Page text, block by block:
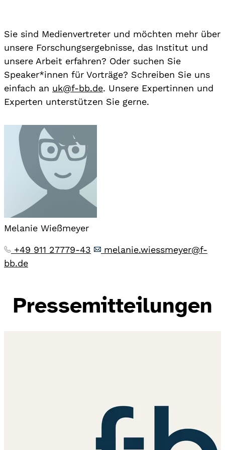
Sie sind Medienvertreter und möchten mehr über
unsere Forschungsergebnisse, das Institut und
unsere Arbeit erfahren? Oder suchen Sie
Speaker*innen für Vorträge? Schreiben Sie uns
einfach an uk@f-bb.de. Unsere Expertinnen und
Experten unterstützen Sie gerne.
Melanie Wießmeyer
+49 911 27779-43
melanie.wiessmeyer@f-
bb.de
Pressemitteilungen